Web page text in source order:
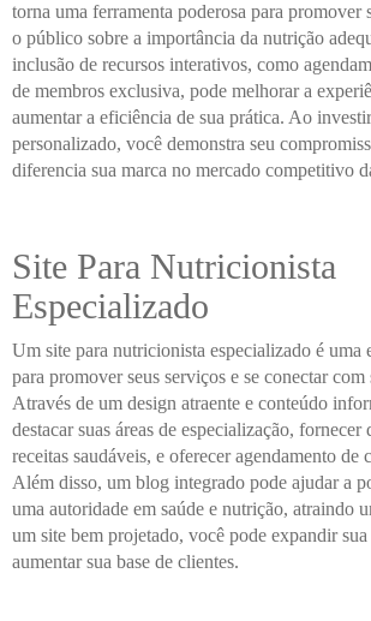
torna uma ferramenta poderosa para promover
o público sobre a importância da nutrição
inclusão de recursos interativos, como
de membros exclusiva, pode melhorar a
aumentar a eficiência de sua prática. Ao
personalizado, você demonstra seu
diferencia sua marca no mercado competitivo
Site Para Nutricionista
Especializado
Um site para nutricionista especializado é uma
para promover seus serviços e se conectar com
Através de um design atraente e conteúdo
destacar suas áreas de especialização, fornecer
receitas saudáveis, e oferecer agendamento de
Além disso, um blog integrado pode ajudar a
uma autoridade em saúde e nutrição, atraindo
um site bem projetado, você pode expandir
aumentar sua base de clientes.